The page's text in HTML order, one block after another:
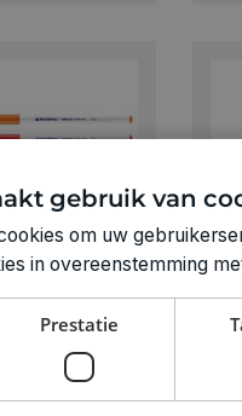
textielstift
5 stuks
gebruik van
om uw
in overeenstemming
Prestatie